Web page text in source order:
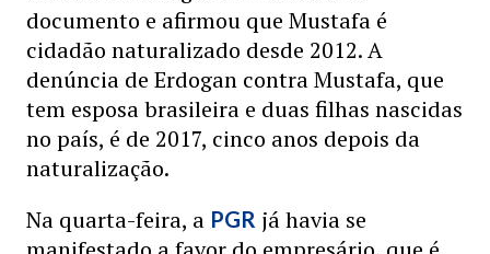
documento e afirmou que Mustafa é
cidadão naturalizado desde 2012. A
denúncia de Erdogan contra Mustafa, que
tem esposa brasileira e duas filhas nascidas
no país, é de 2017, cinco anos depois da
naturalização.
Na quarta-feira, a PGR já havia se